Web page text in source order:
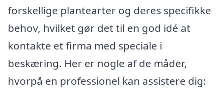
forskellige plantearter og deres specifikke
behov, hvilket gør det til en god idé at
kontakte et firma med speciale i
beskæring. Her er nogle af de måder,
hvorpå en professionel kan assistere dig: